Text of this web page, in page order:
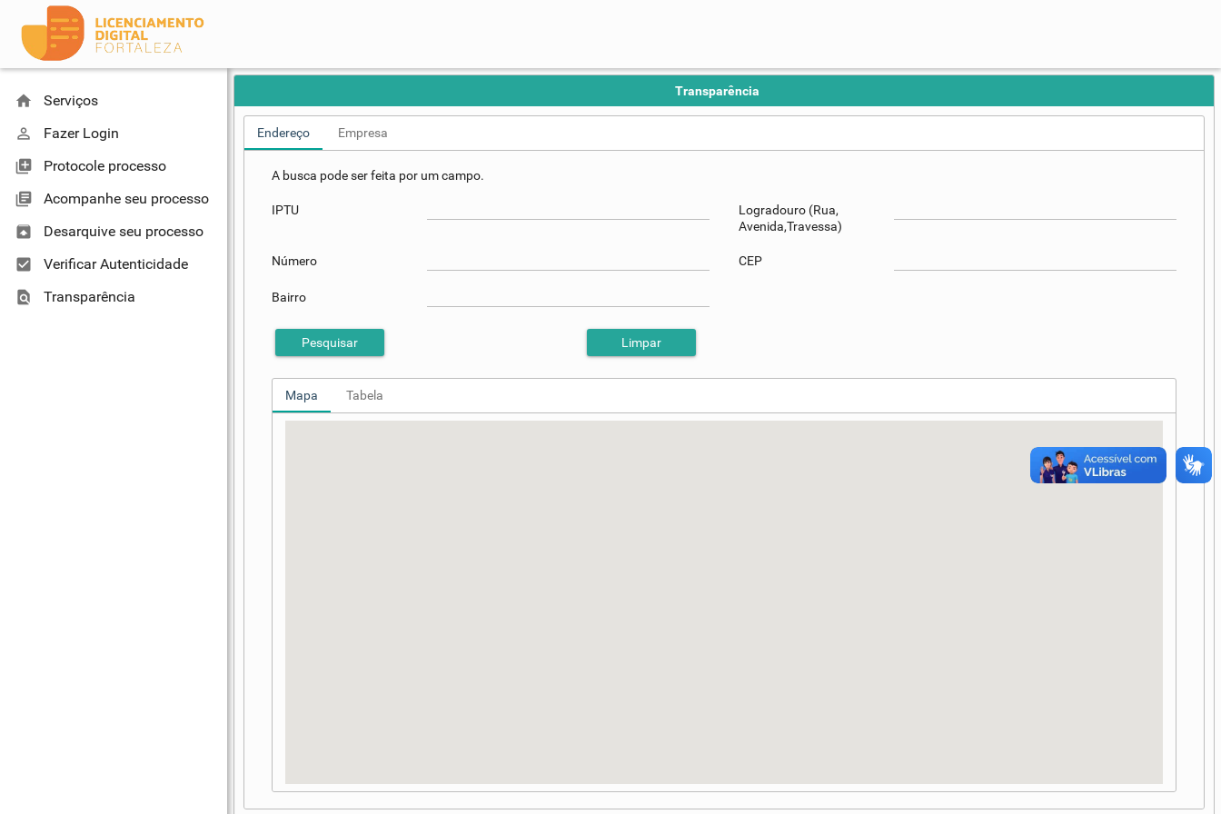
home Serviços
perm_identity Fazer Login
library_add Protocole processo
library_books Acompanhe seu processo
unarchive Desarquive seu processo
check_box Verificar Autenticidade
find_in_page Transparência
Transparência
Endereço Empresa
A busca pode ser feita por um campo.
IPTU
Logradouro (Rua,
Avenida,Travessa)
Número CEP
Bairro
Pesquisar Limpar
Mapa Tabela